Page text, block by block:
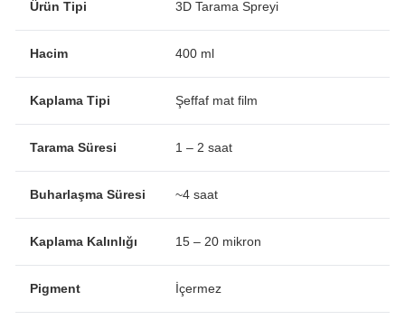
Ürün Tipi 3D Tarama Spreyi
Hacim 400 ml
Kaplama Tipi Şeffaf mat film
Tarama Süresi 1 – 2 saat
Buharlaşma Süresi ~4 saat
Kaplama Kalınlığı 15 – 20 mikron
Pigment İçermez